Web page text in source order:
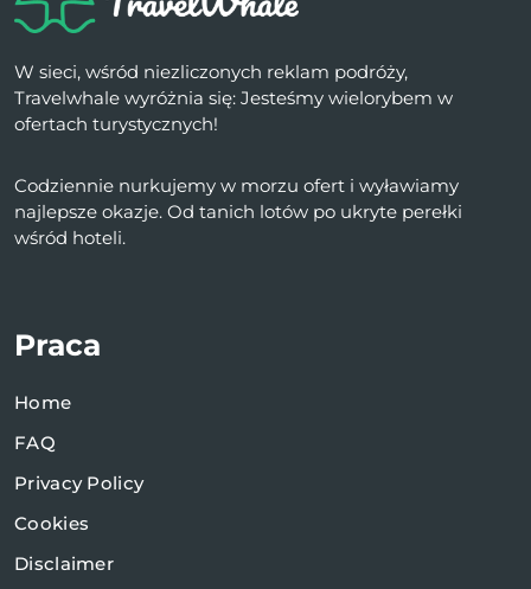
W sieci, wśród niezliczonych reklam podróży,
Travelwhale wyróżnia się: Jesteśmy wielorybem w
ofertach turystycznych!
Codziennie nurkujemy w morzu ofert i wyławiamy
najlepsze okazje. Od tanich lotów po ukryte perełki
wśród hoteli.
Praca
Home
FAQ
Privacy Policy
Cookies
Disclaimer